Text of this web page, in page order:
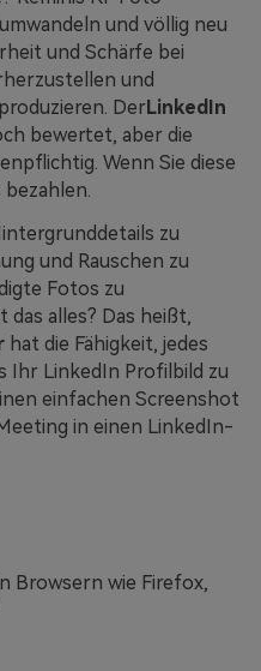
und völlig neu
und Schärfe bei
und
DerLinkedIn
bewertet, aber die
Wenn Sie diese
zu
und Rauschen zu
Fotos zu
alles? Das heißt,
hat die Fähigkeit, jedes
Ihr LinkedIn Profilbild zu
einfachen Screenshot
in einen LinkedIn-
Browsern wie Firefox,